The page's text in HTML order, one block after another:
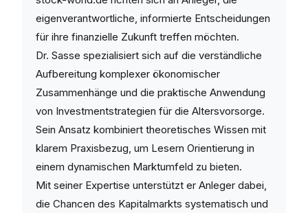
eigenverantwortliche, informierte Entscheidungen
für ihre finanzielle Zukunft treffen möchten.
Dr. Sasse spezialisiert sich auf die verständliche
Aufbereitung komplexer ökonomischer
Zusammenhänge und die praktische Anwendung
von Investmentstrategien für die Altersvorsorge.
Sein Ansatz kombiniert theoretisches Wissen mit
klarem Praxisbezug, um Lesern Orientierung in
einem dynamischen Marktumfeld zu bieten.
Mit seiner Expertise unterstützt er Anleger dabei,
die Chancen des Kapitalmarkts systematisch und